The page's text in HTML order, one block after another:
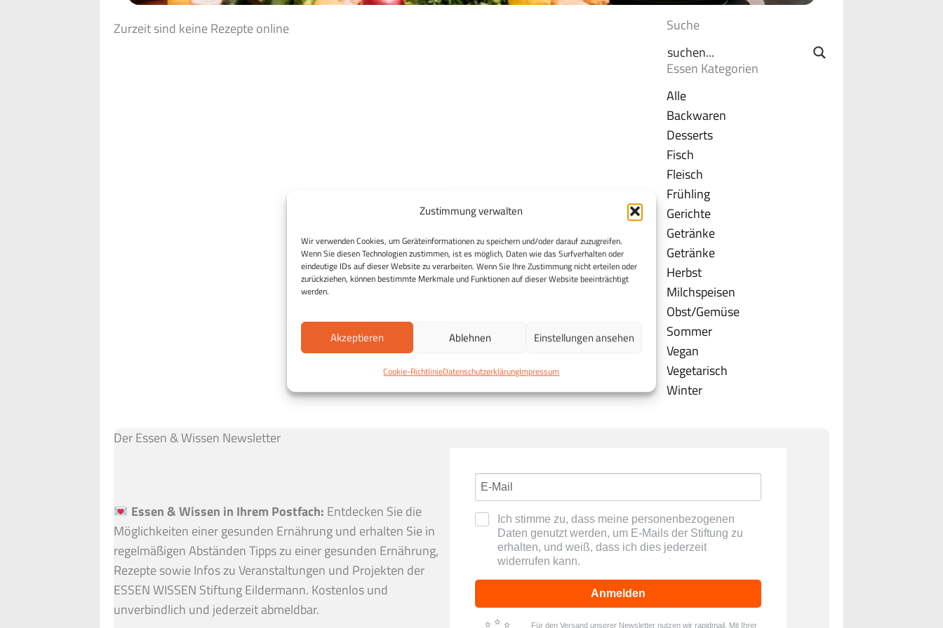
Zustimmung verwalten
Wir verwenden Cookies, um Geräteinformationen zu speichern und/oder darauf zuzugreifen.
Wenn Sie diesen Technologien zustimmen, ist es möglich, Daten wie das Surfverhalten oder
eindeutige IDs auf dieser Website zu verarbeiten. Wenn Sie Ihre Zustimmung nicht erteilen oder
zurückziehen, können bestimmte Merkmale und Funktionen auf dieser Website beeinträchtigt
werden.
Akzeptieren Ablehnen Einstellungen ansehen
Cookie-RichtlinieDatenschutzerklärungImpressum
Zurzeit sind keine Rezepte online Suche
Essen Kategorien
Alle
Backwaren
Desserts
Fisch
Fleisch
Frühling
Gerichte
Getränke
Getränke
Herbst
Milchspeisen
Obst/Gemüse
Sommer
Vegan
Vegetarisch
Winter
Der Essen & Wissen Newsletter
Essen & Wissen in Ihrem Postfach: Entdecken Sie die
Möglichkeiten einer gesunden Ernährung und erhalten Sie in
regelmäßigen Abständen Tipps zu einer gesunden Ernährung,
Rezepte sowie Infos zu Veranstaltungen und Projekten der
ESSEN WISSEN Stiftung Eildermann. Kostenlos und
unverbindlich und jederzeit abmeldbar.
Ich stimme zu, dass meine personenbezogenen
Daten genutzt werden, um E-Mails der Stiftung zu
erhalten, und weiß, dass ich dies jederzeit
widerrufen kann.
Anmelden
Für den Versand unserer Newsletter nutzen wir rapidmail. Mit Ihrer